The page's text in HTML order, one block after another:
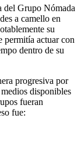
del Grupo Nómada
a camello en
su
permitía actuar con
dentro de su
progresiva por
disponibles
fueran
fue: